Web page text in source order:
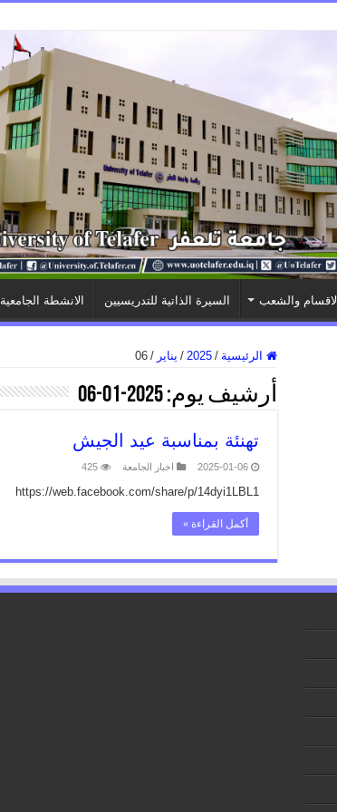
الاقسام والشعب السيرة الذاتية للتدريسيين الانشطة الجامعية
الرئيسية /
2025
/ يناير /
06
أرشيف يوم:2025-01-06
تهنئة بمناسبة عيد الجيش
2025-01-06 اخبار الجامعة 425
https://web.facebook.com/share/p/14dyi1LBL1
أكمل القراءة »